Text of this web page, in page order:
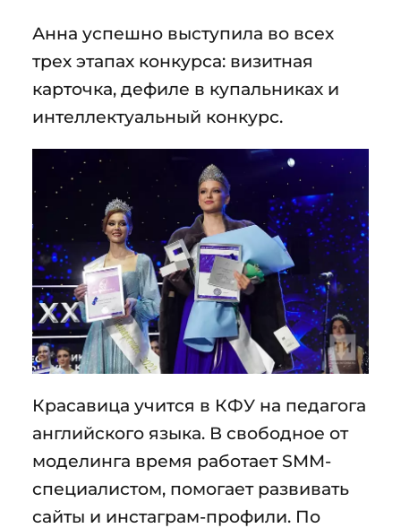
Анна успешно выступила во всех
трех этапах конкурса: визитная
карточка, дефиле в купальниках и
интеллектуальный конкурс.
Красавица учится в КФУ на педагога
английского языка. В свободное от
моделинга время работает SMM-
специалистом, помогает развивать
сайты и инстаграм-профили. По